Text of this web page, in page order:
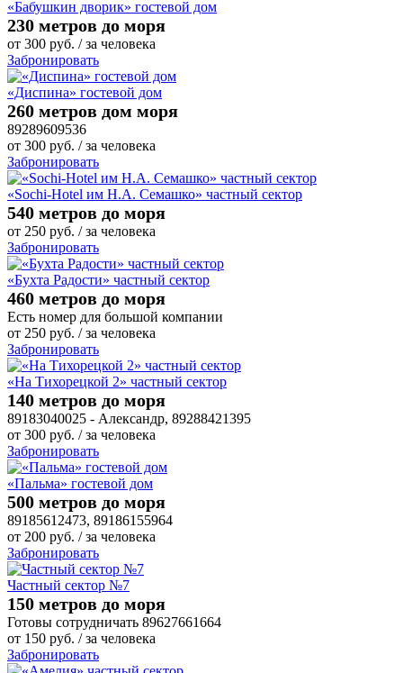
«Бабушкин дворик» гостевой дом
230 метров до моря
от 300 руб. / за человека
Забронировать
«Диспина» гостевой дом
260 метров дом моря
89289609536
от 300 руб. / за человека
Забронировать
«Sochi-Hotel им Н.А. Семашко» частный сектор
540 метров до моря
от 250 руб. / за человека
Забронировать
«Бухта Радости» частный сектор
460 метров до моря
Есть номер для большой компании
от 250 руб. / за человека
Забронировать
«На Тихорецкой 2» частный сектор
140 метров до моря
89183040025 - Александр, 89288421395
от 300 руб. / за человека
Забронировать
«Пальма» гостевой дом
500 метров до моря
89185612473, 89186155964
от 200 руб. / за человека
Забронировать
Частный сектор №7
150 метров до моря
Готовы сотрудничать 89627661664
от 150 руб. / за человека
Забронировать